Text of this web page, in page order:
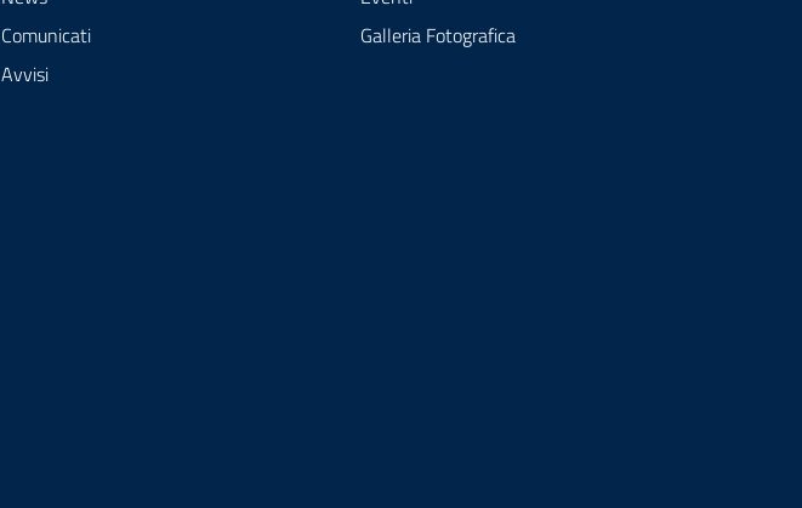
Comunicati
Avvisi
Galleria Fotografica